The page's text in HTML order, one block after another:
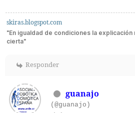
skiras.blogspot.com
"En igualdad de condiciones la explicación
cierta"
Responder
guanajo
(@guanajo)